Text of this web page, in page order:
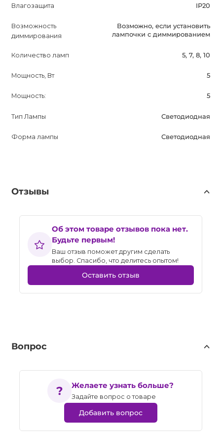
Влагозащита IP20
Возможность
диммирования
Возможно, если установить
лампочки с диммированием
Количество ламп 5, 7, 8, 10
Мощность, Вт 5
Мощность: 5
Тип Лампы Светодиодная
Форма лампы Светодиодная
Отзывы
Об этом товаре отзывов пока нет.
Будьте первым!
Ваш отзыв поможет другим сделать
выбор. Спасибо, что делитесь опытом!
Оставить отзыв
Вопрос
Желаете узнать больше?
Задайте вопрос о товаре
Добавить вопрос